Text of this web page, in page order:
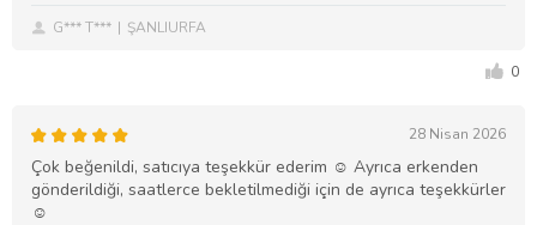
G*** T*** ŞANLIURFA
0
28 Nisan 2026
Çok beğenildi, satıcıya teşekkür ederim ☺️ Ayrıca erkenden
gönderildiği, saatlerce bekletilmediği için de ayrıca teşekkürler
☺️